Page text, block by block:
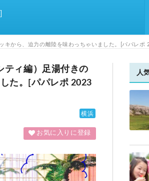
から、迫力の離陸を味わっちゃいました。[パパレポ
ティ編）足湯付きの
た。[パパレポ 2023
横浜
お気に入りに登録
人